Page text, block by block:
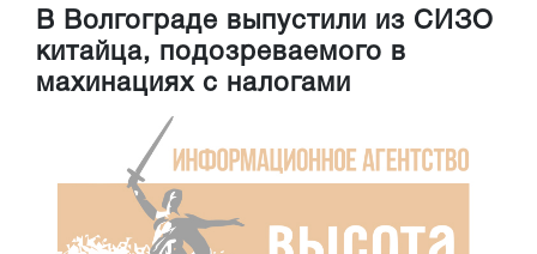
В Волгограде выпустили из СИЗО
китайца, подозреваемого в
махинациях с налогами